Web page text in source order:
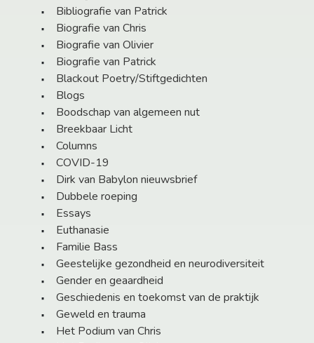
Bibliografie van Patrick
Biografie van Chris
Biografie van Olivier
Biografie van Patrick
Blackout Poetry/Stiftgedichten
Blogs
Boodschap van algemeen nut
Breekbaar Licht
Columns
COVID-19
Dirk van Babylon nieuwsbrief
Dubbele roeping
Essays
Euthanasie
Familie Bass
Geestelijke gezondheid en neurodiversiteit
Gender en geaardheid
Geschiedenis en toekomst van de praktijk
Geweld en trauma
Het Podium van Chris